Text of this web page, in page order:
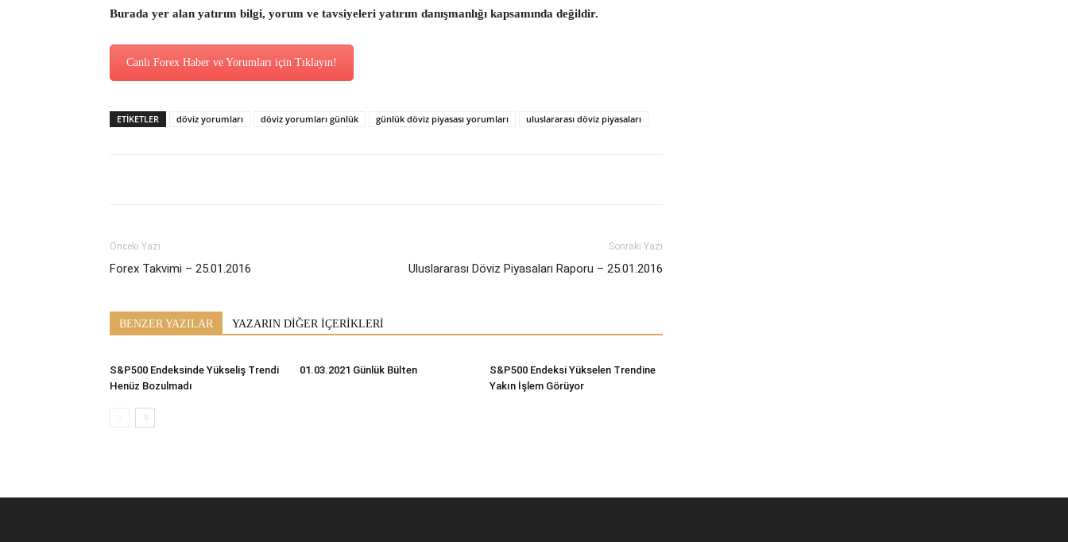
Burada yer alan yatırım bilgi, yorum ve tavsiyeleri yatırım danışmanlığı kapsamında değildir.
Canlı Forex Haber ve Yorumları için Tıklayın!
ETİKETLER döviz yorumları döviz yorumları günlük günlük döviz piyasası yorumları uluslararası döviz piyasaları
Önceki Yazı
Forex Takvimi – 25.01.2016
Sonraki Yazı
Uluslararası Döviz Piyasaları Raporu – 25.01.2016
BENZER YAZILAR YAZARIN DİĞER İÇERİKLERİ
S&P500 Endeksinde Yükseliş Trendi
Henüz Bozulmadı
01.03.2021 Günlük Bülten
S&P500 Endeksi Yükselen Trendine
Yakın İşlem Görüyor